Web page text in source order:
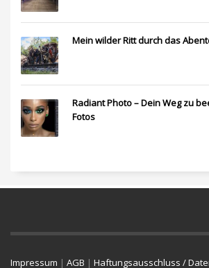
Mein wilder Ritt durch das
Radiant Photo – Dein Weg zu
Fotos
Impressum | AGB | Haftungsausschluss /